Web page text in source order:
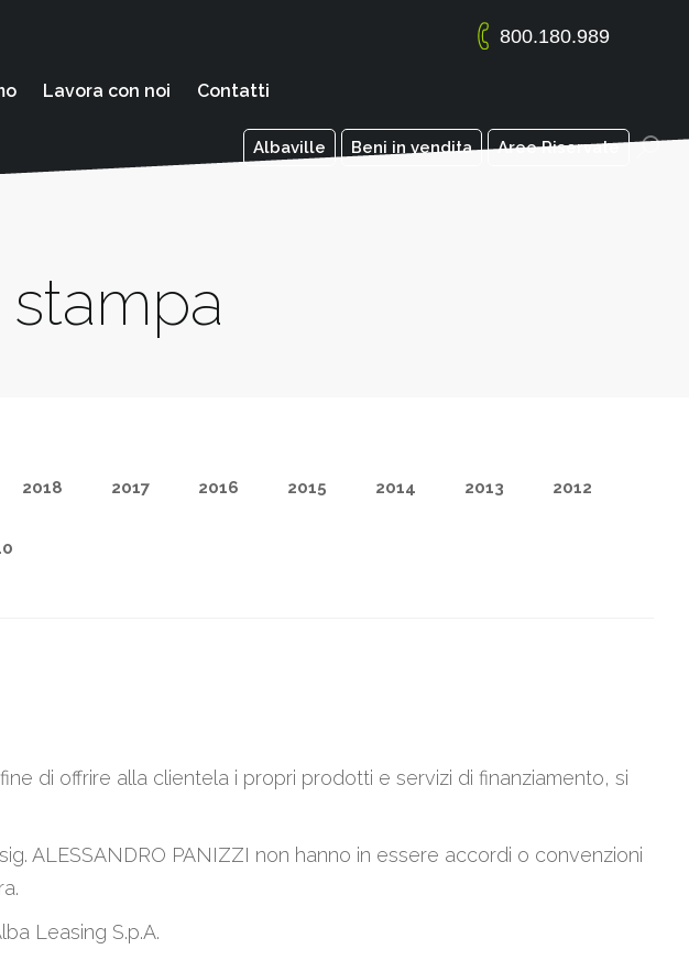
Lavora con noi Contatti
800.180.989
Aree Riservate
Beni in vendita
Albaville
2018 2017 2016 2015 2014 2013 2012
di offrire alla clientela i propri prodotti e servizi di finanziamento, si
ALESSANDRO PANIZZI non hanno in essere accordi o convenzioni
Leasing S.p.A.